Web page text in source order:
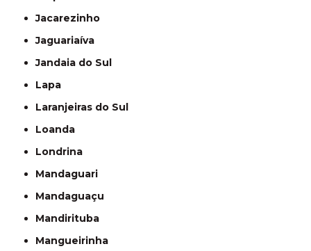
Jacarezinho
Jaguariaíva
Jandaia do Sul
Lapa
Laranjeiras do Sul
Loanda
Londrina
Mandaguari
Mandaguaçu
Mandirituba
Mangueirinha